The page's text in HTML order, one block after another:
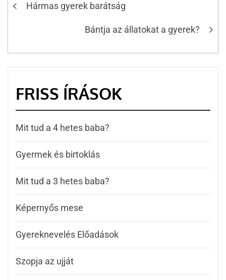
Hármas gyerek barátság
Bántja az állatokat a gyerek?
FRISS ÍRÁSOK
Mit tud a 4 hetes baba?
Gyermek és birtoklás
Mit tud a 3 hetes baba?
Képernyős mese
Gyereknevelés Előadások
Szopja az ujját